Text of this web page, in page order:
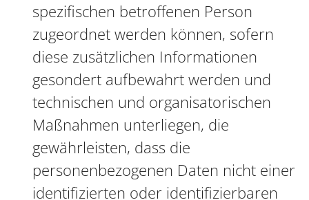
spezifischen betroffenen Person
zugeordnet werden können, sofern
diese zusätzlichen Informationen
gesondert aufbewahrt werden und
technischen und organisatorischen
Maßnahmen unterliegen, die
gewährleisten, dass die
personenbezogenen Daten nicht einer
identifizierten oder identifizierbaren